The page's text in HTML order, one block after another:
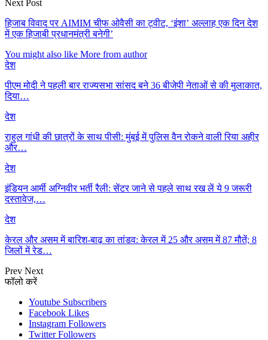
Next Post
हिजाब विवाद पर AIMIM चीफ ओवैसी का ट्वीट, ‘इंशा’ अल्लाह एक दिन देश
में एक हिजाबी प्रधानमंत्री बनेगी’
You might also like More from author
देश
पीएम मोदी ने पहली बार राज्यसभा सांसद बने 36 बीजेपी नेताओं से की मुलाकात,
दिया…
देश
राहुल गांधी की छात्रों के साथ पीसी: मुंबई में पुलिस वैन रोकने वाली रिया अहीर
और…
देश
इंडियन आर्मी अग्निवीर भर्ती रैली: सेंटर जाने से पहले साथ रख लें ये 9 जरूरी
दस्तावेज,…
देश
केरल और असम में बारिश-बाढ़ का तांडव: केरल में 25 और असम में 87 मौतें; 8
जिलों में रेड…
Prev Next
फॉलो करें
Youtube Subscribers
Facebook Likes
Instagram Followers
Twitter Followers